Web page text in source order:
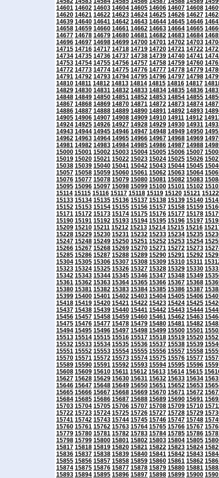
14601 14602 14603 14604 14605 14606 14607 14608
14620 14621 14622 14623 14624 14625 14626 14627
14639 14640 14641 14642 14643 14644 14645 14646
14658 14659 14660 14661 14662 14663 14664 14665
14677 14678 14679 14680 14681 14682 14683 14684
14696 14697 14698 14699 14700 14701 14702 14703
14715 14716 14717 14718 14719 14720 14721 14722
14734 14735 14736 14737 14738 14739 14740 14741
14753 14754 14755 14756 14757 14758 14759 14760
14772 14773 14774 14775 14776 14777 14778 14779
14791 14792 14793 14794 14795 14796 14797 14798
14810 14811 14812 14813 14814 14815 14816 14817
14829 14830 14831 14832 14833 14834 14835 14836
14848 14849 14850 14851 14852 14853 14854 14855
14867 14868 14869 14870 14871 14872 14873 14874
14886 14887 14888 14889 14890 14891 14892 14893
14905 14906 14907 14908 14909 14910 14911 14912
14924 14925 14926 14927 14928 14929 14930 14931
14943 14944 14945 14946 14947 14948 14949 14950
14962 14963 14964 14965 14966 14967 14968 14969
14981 14982 14983 14984 14985 14986 14987 14988
15000 15001 15002 15003 15004 15005 15006 15007
15019 15020 15021 15022 15023 15024 15025 15026
15038 15039 15040 15041 15042 15043 15044 15045
15057 15058 15059 15060 15061 15062 15063 15064
15076 15077 15078 15079 15080 15081 15082 15083
15095 15096 15097 15098 15099 15100 15101 15102
15114 15115 15116 15117 15118 15119 15120 15121 15122
15133 15134 15135 15136 15137 15138 15139 15140
15152 15153 15154 15155 15156 15157 15158 15159
15171 15172 15173 15174 15175 15176 15177 15178
15190 15191 15192 15193 15194 15195 15196 15197
15209 15210 15211 15212 15213 15214 15215 15216
15228 15229 15230 15231 15232 15233 15234 15235
15247 15248 15249 15250 15251 15252 15253 15254
15266 15267 15268 15269 15270 15271 15272 15273
15285 15286 15287 15288 15289 15290 15291 15292
15304 15305 15306 15307 15308 15309 15310 15311
15323 15324 15325 15326 15327 15328 15329 15330
15342 15343 15344 15345 15346 15347 15348 15349
15361 15362 15363 15364 15365 15366 15367 15368
15380 15381 15382 15383 15384 15385 15386 15387
15399 15400 15401 15402 15403 15404 15405 15406
15418 15419 15420 15421 15422 15423 15424 15425
15437 15438 15439 15440 15441 15442 15443 15444
15456 15457 15458 15459 15460 15461 15462 15463
15475 15476 15477 15478 15479 15480 15481 15482
15494 15495 15496 15497 15498 15499 15500 15501
15513 15514 15515 15516 15517 15518 15519 15520
15532 15533 15534 15535 15536 15537 15538 15539
15551 15552 15553 15554 15555 15556 15557 15558
15570 15571 15572 15573 15574 15575 15576 15577
15589 15590 15591 15592 15593 15594 15595 15596
15608 15609 15610 15611 15612 15613 15614 15615
15627 15628 15629 15630 15631 15632 15633 15634
15646 15647 15648 15649 15650 15651 15652 15653
15665 15666 15667 15668 15669 15670 15671 15672
15684 15685 15686 15687 15688 15689 15690 15691
15703 15704 15705 15706 15707 15708 15709 15710
15722 15723 15724 15725 15726 15727 15728 15729
15741 15742 15743 15744 15745 15746 15747 15748
15760 15761 15762 15763 15764 15765 15766 15767
15779 15780 15781 15782 15783 15784 15785 15786
15798 15799 15800 15801 15802 15803 15804 15805
15817 15818 15819 15820 15821 15822 15823 15824
15836 15837 15838 15839 15840 15841 15842 15843
15855 15856 15857 15858 15859 15860 15861 15862
15874 15875 15876 15877 15878 15879 15880 15881
15893 15894 15895 15896 15897 15898 15899 15900